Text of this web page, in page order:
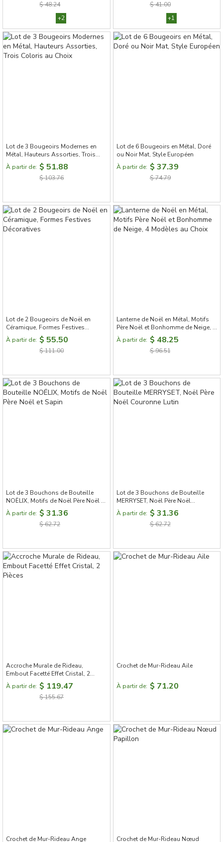
$ 48.24
+2
$ 41.00
+1
Lot de 3 Bougeoirs Modernes en
Métal, Hauteurs Assorties, Trois
Coloris au Choix
À partir de: $ 51.88
$ 103.76
Lot de 6 Bougeoirs en Métal, Doré
ou Noir Mat, Style Européen
À partir de: $ 37.39
$ 74.79
Lot de 2 Bougeoirs de Noël en
Céramique, Formes Festives
Décoratives
À partir de: $ 55.50
$ 111.00
Lanterne de Noël en Métal, Motifs
Père Noël et Bonhomme de Neige, 4
Modèles au Choix
À partir de: $ 48.25
$ 96.51
Lot de 3 Bouchons de Bouteille
NOËLIX, Motifs de Noël Père Noël et
Sapin
À partir de: $ 31.36
$ 62.72
Lot de 3 Bouchons de Bouteille
MERRYSET, Noël Père Noël
Couronne Lutin
À partir de: $ 31.36
$ 62.72
Accroche Murale de Rideau,
Embout Facetté Effet Cristal, 2
Pièces
À partir de: $ 119.47
$ 155.67
Crochet de Mur-Rideau Aile
À partir de: $ 71.20
Crochet de Mur-Rideau Ange Crochet de Mur-Rideau Nœud